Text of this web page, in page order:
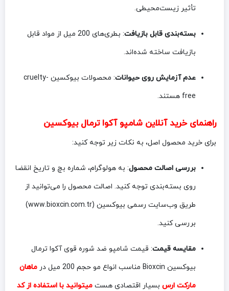
تأثیر زیست‌محیطی.
بسته‌بندی قابل بازیافت
: بطری‌های 200 میل از مواد قابل
بازیافت ساخته شده‌اند.
عدم آزمایش روی حیوانات
: محصولات بیوکسین cruelty-
free هستند.
راهنمای خرید آنلاین شامپو آکوا ترمالبیوکسین
برای خرید محصول اصل، به نکات زیر توجه کنید:
بررسی اصالت محصول: به هولوگرام، شماره بچ و تاریخ انقضا
روی بسته‌بندی توجه کنید. اصالت محصول را می‌توانید از
طریق وب‌سایت رسمی بیوکسین (www.bioxcin.com.tr)
بررسی کنید.
مقایسه قیمت: قیمت شامپو ضد شوره قوی آکوا ترمال
بیوکسین Bioxcin مناسب انواع مو حجم 200 میل در
ماهان
مارکت ارس بسیار اقتصادی هست میتوانید با استفاده از کد